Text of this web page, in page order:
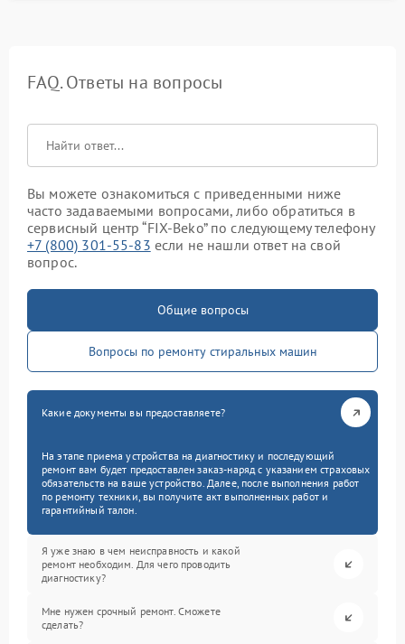
FAQ. Ответы на вопросы
Вы можете ознакомиться с приведенными ниже
часто задаваемыми вопросами, либо обратиться в
сервисный центр “FIX-Beko” по следующему телефону
+7 (800) 301-55-83 если не нашли ответ на свой
вопрос.
Общие вопросы
Вопросы по ремонту стиральных машин
Какие документы вы предоставляете?
На этапе приема устройства на диагностику и последующий
ремонт вам будет предоставлен заказ-наряд с указанием страховых
обязательств на ваше устройство. Далее, после выполнения работ
по ремонту техники, вы получите акт выполненных работ и
гарантийный талон.
Я уже знаю в чем неисправность и какой
ремонт необходим. Для чего проводить
диагностику?
Мне нужен срочный ремонт. Сможете
сделать?